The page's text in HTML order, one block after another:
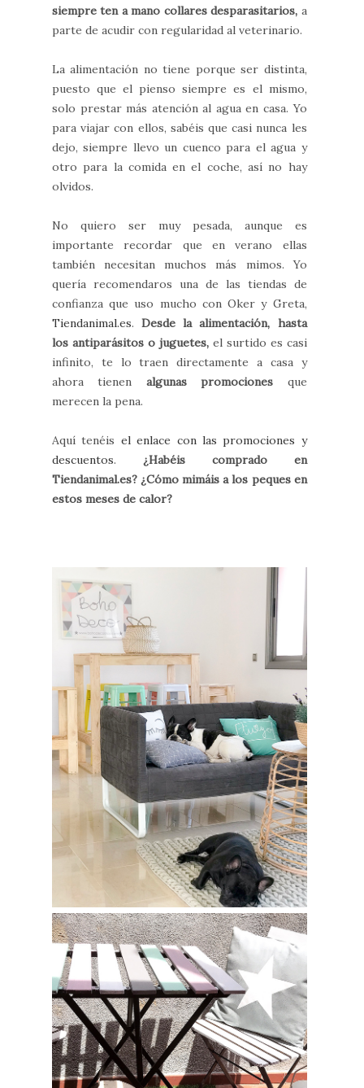
siempre ten a mano collares desparasitarios, a
parte de acudir con regularidad al veterinario.
La alimentación no tiene porque ser distinta,
puesto que el pienso siempre es el mismo,
solo prestar más atención al agua en casa. Yo
para viajar con ellos, sabéis que casi nunca les
dejo, siempre llevo un cuenco para el agua y
otro para la comida en el coche, así no hay
olvidos.
No quiero ser muy pesada, aunque es
importante recordar que en verano ellas
también necesitan muchos más mimos. Yo
quería recomendaros una de las tiendas de
confianza que uso mucho con Oker y Greta,
Tiendanimal.es.Desde la alimentación, hasta
los antiparásitos o juguetes, el surtido es casi
infinito, te lo traen directamente a casa y
ahora tienen algunas promociones que
merecen la pena.
Aquí tenéis el enlace con las promociones y
descuentos. ¿Habéis comprado en
Tiendanimal.es? ¿Cómo mimáis a los peques en
estos meses de calor?